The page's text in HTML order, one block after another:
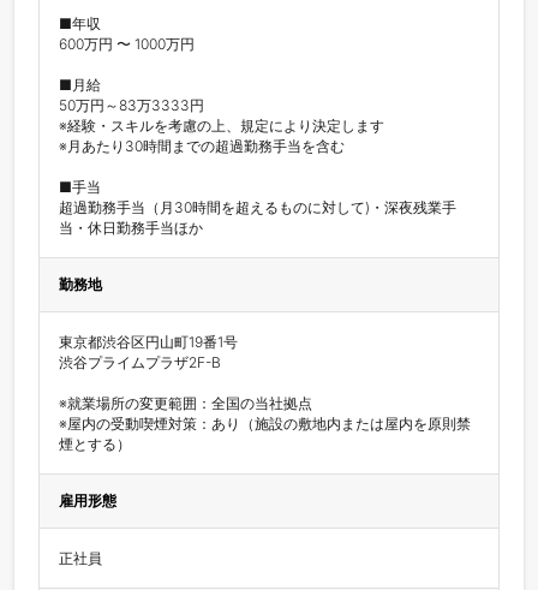
■年収
600万円 〜 1000万円
■月給
50万円～83万3333円
※経験・スキルを考慮の上、規定により決定します
※月あたり30時間までの超過勤務手当を含む
■手当
超過勤務手当（月30時間を超えるものに対して)・深夜残業手
当・休日勤務手当ほか
勤務地
東京都渋谷区円山町19番1号
渋谷プライムプラザ2F-B
※就業場所の変更範囲：全国の当社拠点
※屋内の受動喫煙対策：あり（施設の敷地内または屋内を原則禁
煙とする）
雇用形態
正社員